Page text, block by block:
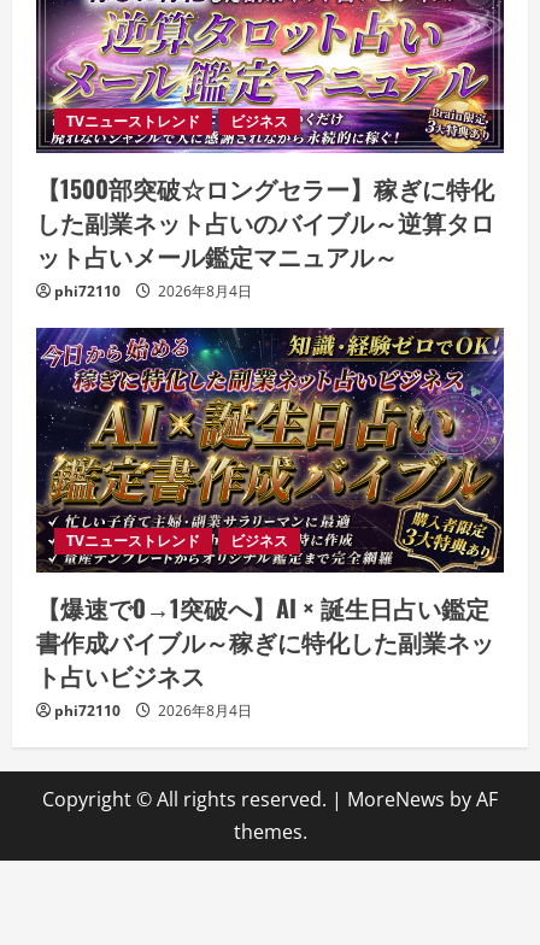
TVニューストレンド ビジネス
【1500部突破☆ロングセラー】稼ぎに特化
した副業ネット占いのバイブル～逆算タロ
ット占いメール鑑定マニュアル～
phi72110 2026年8月4日
TVニューストレンド ビジネス
【爆速で0→1突破へ】AI × 誕生日占い鑑定
書作成バイブル～稼ぎに特化した副業ネッ
ト占いビジネス
phi72110 2026年8月4日
Copyright © All rights reserved. | MoreNews by AF
themes.